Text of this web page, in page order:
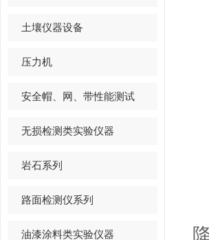
土壤仪器设备
压力机
安全帽、网、带性能测试
无损检测类实验仪器
岩石系列
路面检测仪系列
油漆涂料类实验仪器